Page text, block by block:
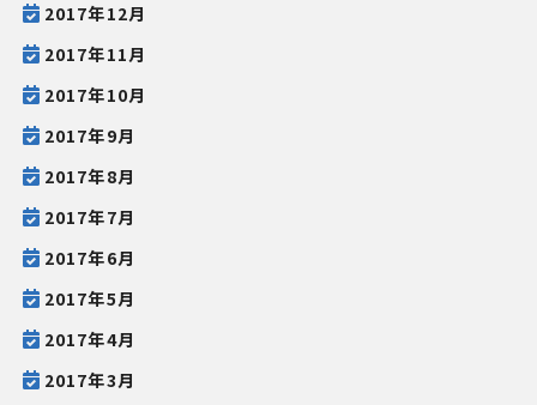
2017年12月
2017年11月
2017年10月
2017年9月
2017年8月
2017年7月
2017年6月
2017年5月
2017年4月
2017年3月